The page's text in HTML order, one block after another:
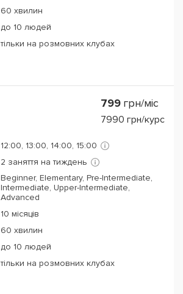
60 хвилин
до 10 людей
тільки на розмовних клубах
799 грн/міс
7990 грн/курс
12:00, 13:00, 14:00, 15:00
2 заняття на тиждень
Beginner, Elementary, Pre-Intermediate,
Intermediate, Upper-Intermediate,
Advanced
10 місяців
60 хвилин
до 10 людей
тільки на розмовних клубах